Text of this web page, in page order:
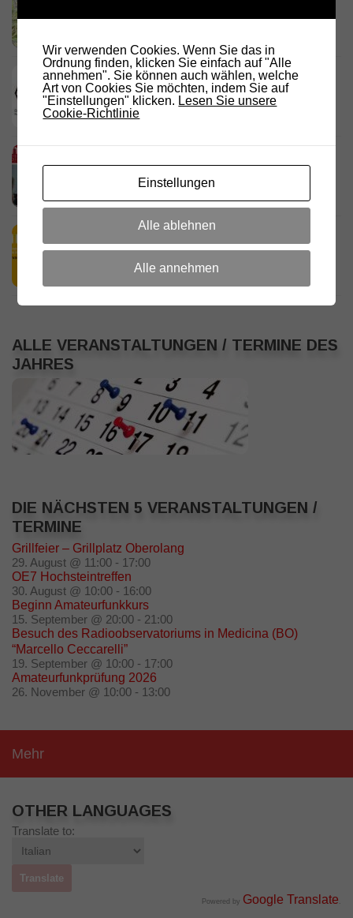
DARC Rundspruch 29/2026
23. JULI 2026
18. JULI 2026
HamRadio Friedrichshafen 2026
11. JULI 2026
ALLE VERANSTALTUNGEN / TERMINE DES
JAHRES
DIE NÄCHSTEN 5 VERANSTALTUNGEN /
TERMINE
Grillfeier – Grillplatz Oberolang
29. August @ 11:00 - 17:00
OE7 Hochsteintreffen
30. August @ 10:00 - 16:00
Beginn Amateurfunkkurs
15. September @ 20:00 - 21:00
Besuch des Radioobservatoriums in Medicina (BO)
“Marcello Ceccarelli”
19. September @ 10:00 - 17:00
Amateurfunkprüfung 2026
26. November @ 10:00 - 13:00
Mehr
OTHER LANGUAGES
Translate to:
Powered by Google Translate .
Wir verwenden Cookies. Wenn Sie das in
Ordnung finden, klicken Sie einfach auf "Alle
annehmen". Sie können auch wählen, welche
Art von Cookies Sie möchten, indem Sie auf
"Einstellungen" klicken. Lesen Sie unsere
Cookie-Richtlinie
Einstellungen
Alle ablehnen
Alle annehmen